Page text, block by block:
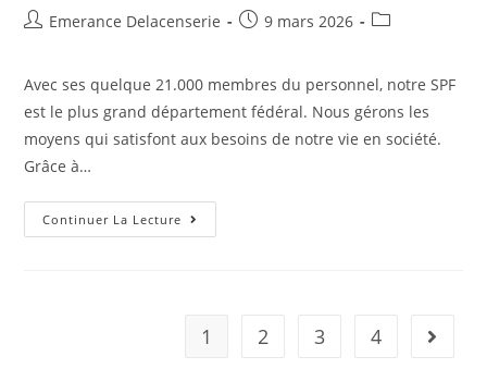
Emerance Delacenserie 9 mars 2026
Avec ses quelque 21.000 membres du personnel, notre SPF
est le plus grand département fédéral. Nous gérons les
moyens qui satisfont aux besoins de notre vie en société.
Grâce à…
Continuer La Lecture
1 2 3 4